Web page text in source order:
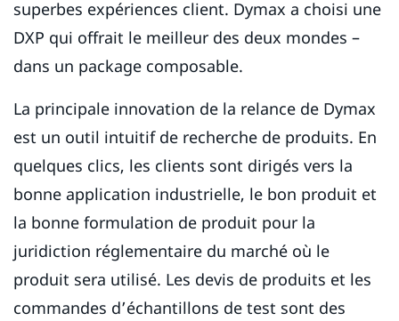
superbes expériences client. Dymax a choisi une
DXP qui offrait le meilleur des deux mondes –
dans un package composable.
La principale innovation de la relance de Dymax
est un outil intuitif de recherche de produits. En
quelques clics, les clients sont dirigés vers la
bonne application industrielle, le bon produit et
la bonne formulation de produit pour la
juridiction réglementaire du marché où le
produit sera utilisé. Les devis de produits et les
commandes d’échantillons de test sont des